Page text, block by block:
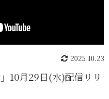
2025.10.23
10月29日(水)配信リリ